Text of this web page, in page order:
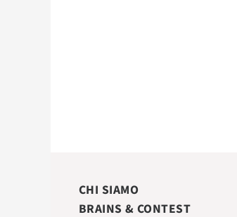
CHI SIAMO
BRAINS & CONTEST